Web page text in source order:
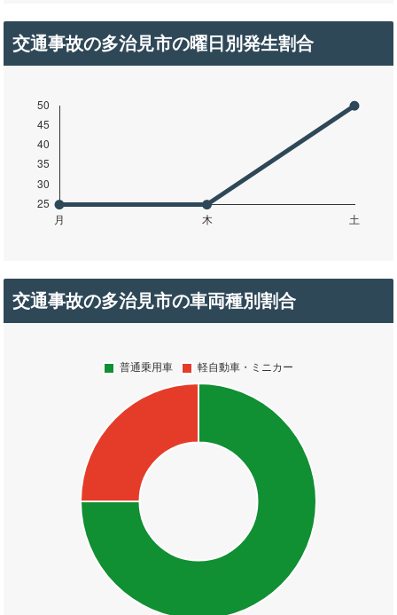
交通事故の多治見市の曜日別発生割合
交通事故の多治見市の車両種別割合